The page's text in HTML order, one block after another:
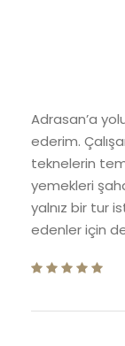
Adrasan’a
ederim.
teknelerin
yemekleri
yalnız bir tur
edenler için